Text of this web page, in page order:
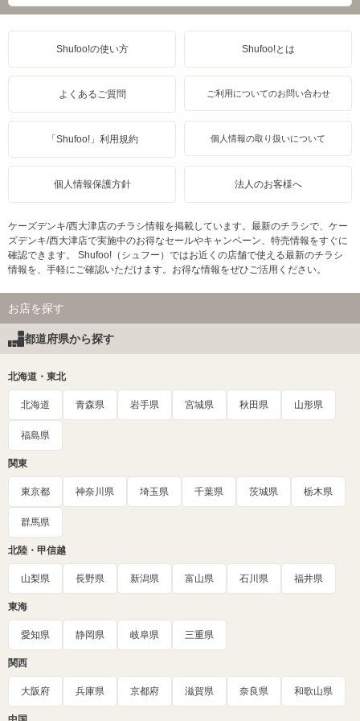
Shufoo!の使い方 Shufoo!とは
よくあるご質問 ご利用についてのお問い合わせ
「Shufoo!」利用規約 個人情報の取り扱いについて
個人情報保護方針 法人のお客様へ
ケーズデンキ/西大津店のチラシ情報を掲載しています。最新のチラシで、ケー
ズデンキ/西大津店で実施中のお得なセールやキャンペーン、特売情報をすぐに
確認できます。 Shufoo!（シュフー）ではお近くの店舗で使える最新のチラシ
情報を、手軽にご確認いただけます。お得な情報をぜひご活用ください。
お店を探す
都道府県から探す
北海道・東北
北海道 青森県 岩手県 宮城県 秋田県 山形県
福島県
関東
東京都 神奈川県 埼玉県 千葉県 茨城県 栃木県
群馬県
北陸・甲信越
山梨県 長野県 新潟県 富山県 石川県 福井県
東海
愛知県 静岡県 岐阜県 三重県
関西
大阪府 兵庫県 京都府 滋賀県 奈良県 和歌山県